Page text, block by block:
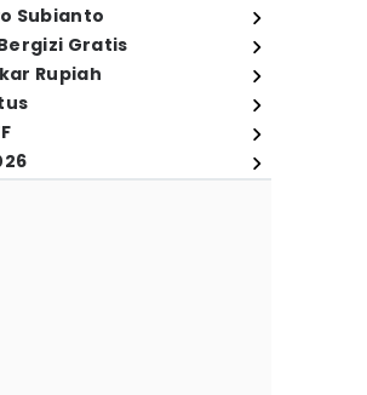
Subianto
Gratis
Rupiah